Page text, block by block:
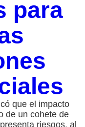
para
que el impacto
de un cohete de
riesgos, al